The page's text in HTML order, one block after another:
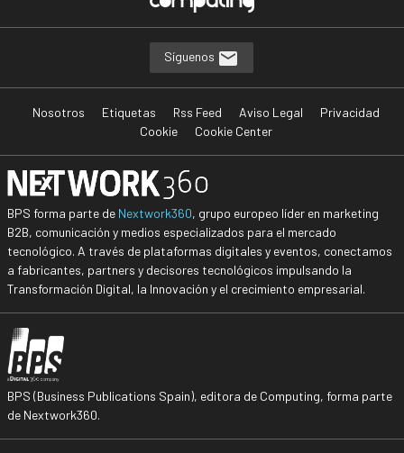
Síguenos
Nosotros Etiquetas Rss Feed Aviso Legal
Privacidad
Cookie
Cookie Center
BPS forma parte de Nextwork360, grupo europeo líder en marketing
B2B, comunicación y medios especializados para el mercado
tecnológico. A través de plataformas digitales y eventos, conectamos
a fabricantes, partners y decisores tecnológicos impulsando la
Transformación Digital, la Innovación y el crecimiento empresarial.
BPS (Business Publications Spain), editora de Computing, forma parte
de Nextwork360.